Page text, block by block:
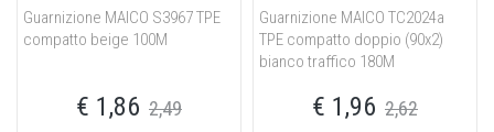
Guarnizione MAICO S3967 TPE
compatto beige 100M
€ 1,86 2,49
Guarnizione MAICO TC2024a
TPE compatto doppio (90x2)
bianco traffico 180M
€ 1,96 2,62